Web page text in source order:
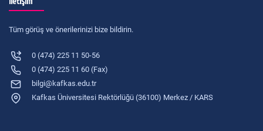
Tüm görüş ve önerilerinizi bize bildirin.
0 (474) 225 11 50-56
0 (474) 225 11 60 (Fax)
bilgi@kafkas.edu.tr
Kafkas Üniversitesi Rektörlüğü (36100) Merkez / KARS